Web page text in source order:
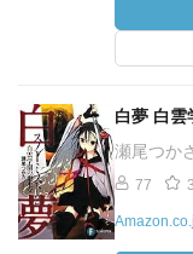
白夢 白雲
瀬尾つか
77